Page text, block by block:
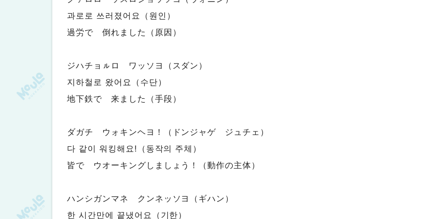
과로로 쓰러졌어요（원인）
過労で 倒れました（原因）
ジハチョㇽロ ワッソヨ（スダン）
지하철로 왔어요（수단）
地下鉄で 来ました（手段）
ダガチ ウォキンヘヨ！（ドンジャゲ ジュチェ）
다 같이 워킹해요!（동작의 주체）
皆で ウオーキングしましょう！（動作の主体）
ハンシガンマネ クンネッソヨ（ギハン）
한 시간만에 끝냈어요（기한）